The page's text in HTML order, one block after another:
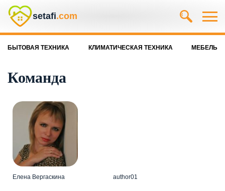
setafi.com
БЫТОВАЯ ТЕХНИКА КЛИМАТИЧЕСКАЯ ТЕХНИКА МЕБЕЛЬ
Команда
Елена Вергаскина author01